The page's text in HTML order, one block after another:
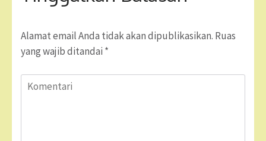
Alamat email Anda tidak akan dipublikasikan. Ruas
yang wajib ditandai *
Komentari